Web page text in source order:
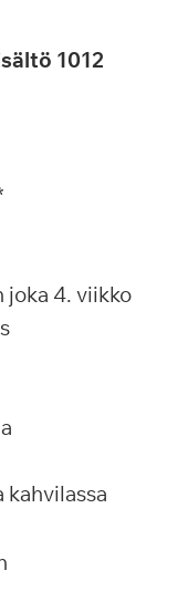
1012
joka 4. viikko
kahvilassa